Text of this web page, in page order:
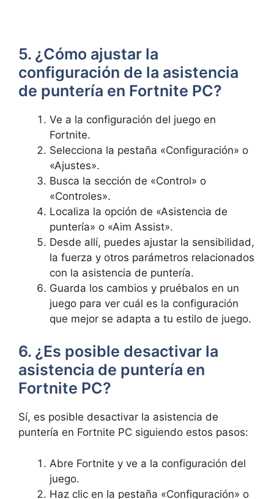
5. ¿Cómo ajustar la
configuración de la asistencia
de puntería en Fortnite PC?
Ve a la configuración del juego en
Fortnite.
Selecciona la pestaña «Configuración» o
«Ajustes».
Busca la sección de «Control» o
«Controles».
Localiza la opción de «Asistencia de
puntería» o «Aim Assist».
Desde allí, puedes ajustar la sensibilidad,
la fuerza y otros parámetros relacionados
con la asistencia de puntería.
Guarda los cambios y pruébalos en un
juego para ver cuál es la configuración
que mejor se adapta a tu estilo de juego.
6. ¿Es posible desactivar la
asistencia de puntería en
Fortnite PC?
Sí, es posible desactivar la asistencia de
puntería en Fortnite PC siguiendo estos pasos:
Abre Fortnite y ve a la configuración del
juego.
Haz clic en la pestaña «Configuración» o